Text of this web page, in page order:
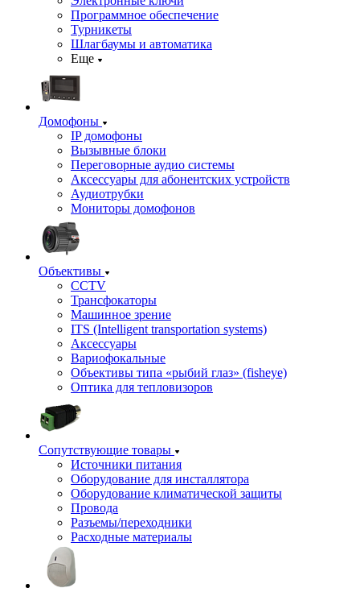
Программное обеспечение
Турникеты
Шлагбаумы и автоматика
Еще
Домофоны
IP домофоны
Вызывные блоки
Переговорные аудио системы
Аксессуары для абонентских устройств
Аудиотрубки
Мониторы домофонов
Объективы
CCTV
Трансфокаторы
Машинное зрение
ITS (Intelligent transportation systems)
Аксессуары
Вариофокальные
Объективы типа «рыбий глаз» (fisheye)
Оптика для тепловизоров
Сопутствующие товары
Источники питания
Оборудование для инсталлятора
Оборудование климатической защиты
Провода
Разъемы/переходники
Расходные материалы